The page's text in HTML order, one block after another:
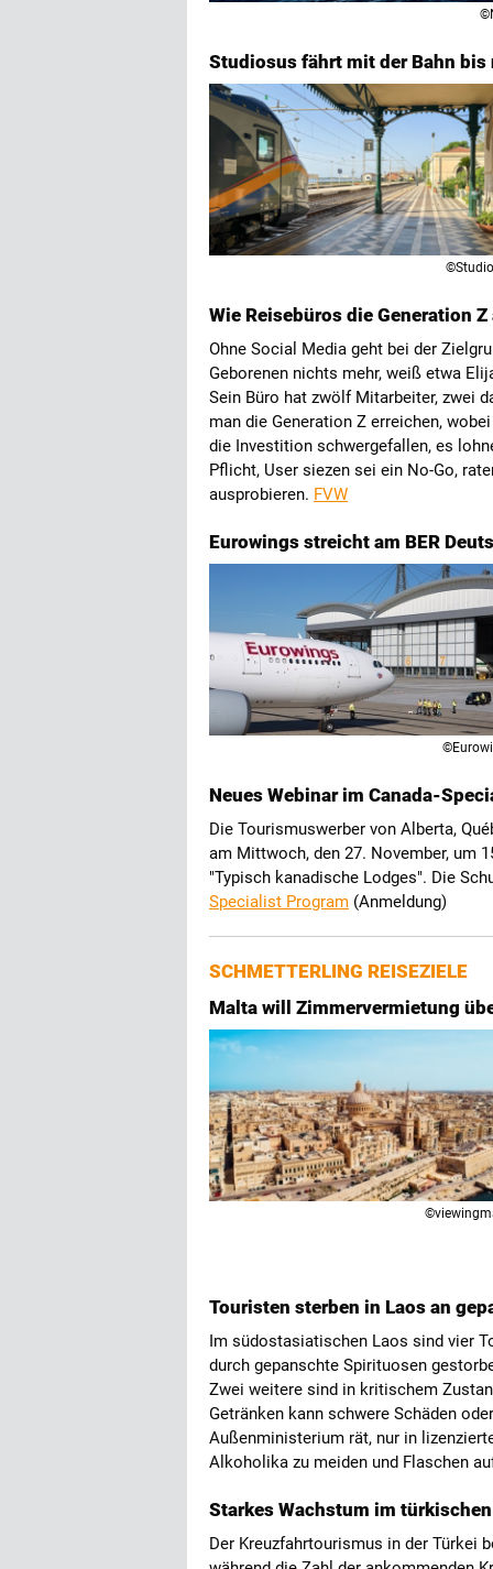
Studiosus fährt mit der Bahn bis
Wie Reisebüros die Generation
Ohne Social Media geht bei der
Geborenen nichts mehr, weiß etwa
Sein Büro hat zwölf Mitarbeiter, zwei
man die Generation Z erreichen,
die Investition schwergefallen, es
Pflicht, User siezen sei ein No-Go,
ausprobieren. FVW
Eurowings streicht am BER
Neues Webinar im Canada-
Die Tourismuswerber von Alberta,
am Mittwoch, den 27. November, um
"Typisch kanadische Lodges". Die
Specialist Program (Anmeldung)
SCHMETTERLING REISEZIELE
Malta will Zimmervermietung
Touristen sterben in Laos an
Im südostasiatischen Laos sind vier
durch gepanschte Spirituosen
Zwei weitere sind in kritischem
Getränken kann schwere Schäden
Außenministerium rät, nur in
Alkoholika zu meiden und Flaschen
Starkes Wachstum im
Der Kreuzfahrtourismus in der Türkei